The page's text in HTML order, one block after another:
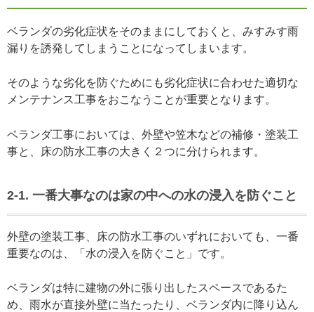
ベランダの劣化症状をそのままにしておくと、みすみす雨
漏りを誘発してしまうことになってしまいます。
そのような劣化を防ぐためにも劣化症状に合わせた適切な
メンテナンス工事をおこなうことが重要となります。
ベランダ工事においては、外壁や笠木などの補修・塗装工
事と、床の防水工事の大きく２つに分けられます。
2-1. 一番大事なのは家の中への水の浸入を防ぐこと
外壁の塗装工事、床の防水工事のいずれにおいても、一番
重要なのは、「水の浸入を防ぐこと」です。
ベランダは特に建物の外に張り出したスペースであるた
め、雨水が直接外壁に当たったり、ベランダ内に降り込ん